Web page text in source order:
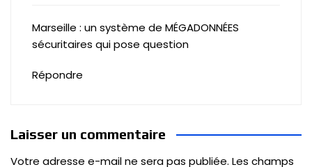
Marseille : un système de MÉGADONNÉES
sécuritaires qui pose question
Répondre
Laisser un commentaire
Votre adresse e-mail ne sera pas publiée. Les champs